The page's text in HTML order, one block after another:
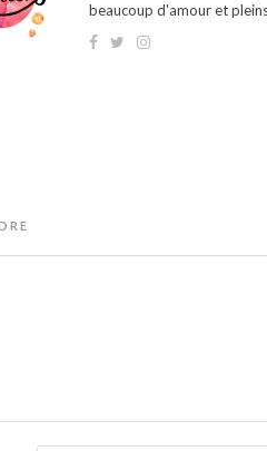
beaucoup d'amour et